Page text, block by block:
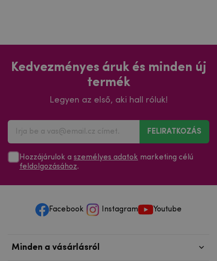
Kedvezményes áruk és minden új
termék
Legyen az első, aki hall róluk!
FELIRATKOZÁS
Hozzájárulok a személyes adatok marketing célú
feldolgozásához.
Facebook Instagram Youtube
Minden a vásárlásról